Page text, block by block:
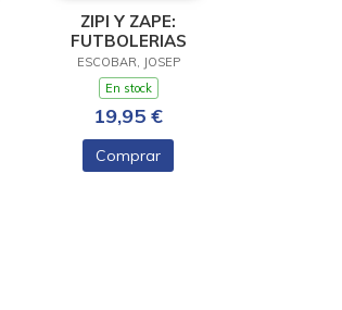
ZIPI Y ZAPE:
FUTBOLERIAS
ESCOBAR, JOSEP
En stock
19,95 €
Comprar